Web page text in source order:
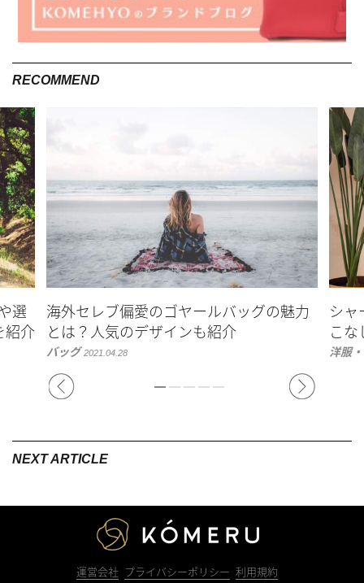
セル」について紹介したいと思います。
実は「テンセル」「リヨセル」はどちらも木材パルプが原料と
なったセルロース繊維から作られるもの。簡単にいうと「テン
セル」は商標名で、「リヨセル」とは素材名という違いになり
ます！
環境に優しい繊維・生地の開発や製造を行うオーストリアの会
は「リヨセル」と覚えておきましょう。
現在は「リヨセル」が一般名称となっており、「テンセル」
（正式表記としては『テンセル™』）は商標名として利用され
ることが多いそうです。
循環する繊維「リヨセル」の生産方法とは
“木を切るなんて環境破壊につながらないの！？” と思われる方
もいるかもしれませんが、リヨセルの場合に使用される木はし
RECOMMEND
選
紹介
海外セレブ偏愛のゴヤールバッグの魅力
とは？人気のデザインも紹介
バッグ 2021.04.28
シャ
こな
洋服
運営会社 プライバシーポリシー 利用規約